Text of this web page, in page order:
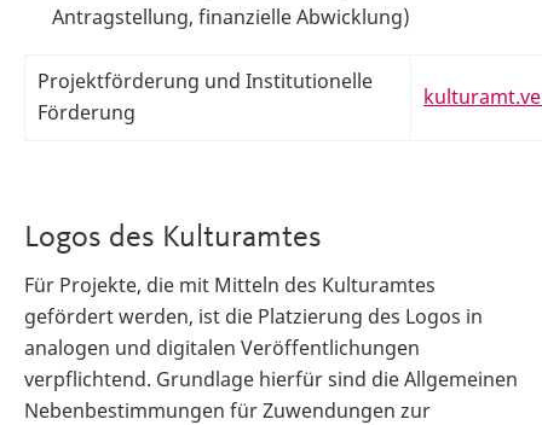
Antragstellung, finanzielle Abwicklung)
Projektförderung und Institutionelle
Förderung
Logos des Kulturamtes
Für Projekte, die mit Mitteln des Kulturamtes
gefördert werden, ist die Platzierung des Logos in
analogen und digitalen Veröffentlichungen
verpflichtend. Grundlage hierfür sind die Allgemeinen
Nebenbestimmungen für Zuwendungen zur